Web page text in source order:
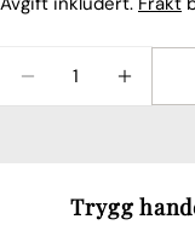
REDUSERØK
Trygg